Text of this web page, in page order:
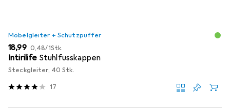
Möbelgleiter + Schutzpuffer
EUR
18,99 EUR
0,48/1Stk.
Intirilife Stuhlfusskappen
Steckgleiter, 40 Stk.
17